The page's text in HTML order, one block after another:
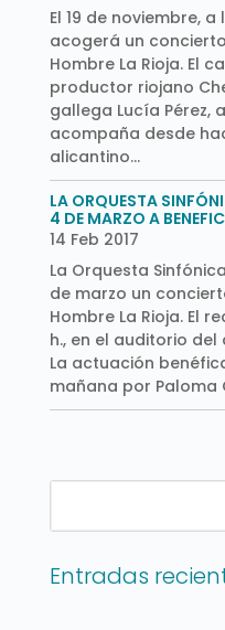
El 19 de noviembre,
acogerá un
Hombre La Rioja. El
productor riojano
gallega Lucía Pérez,
acompaña desde
alicantino...
LA ORQUESTA
4 DE MARZO A
14 Feb 2017
La Orquesta
de marzo un
Hombre La Rioja. El
h., en el auditorio
La actuación
mañana por Paloma
Entradas